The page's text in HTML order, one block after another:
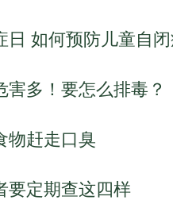
日 如何预防儿童自
害多！要怎么排毒？
物赶走口臭
要定期查这四样